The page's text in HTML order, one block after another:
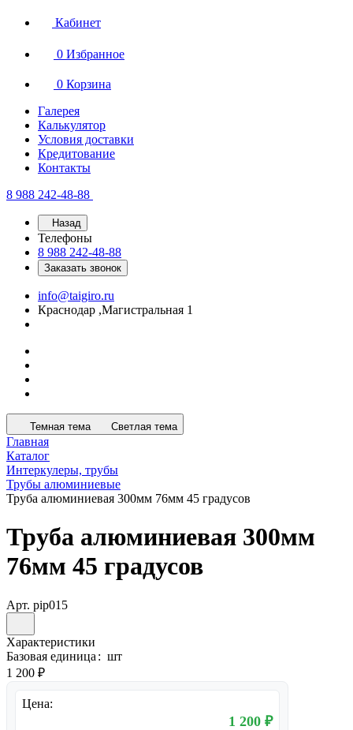
Кабинет
0 Избранное
0 Корзина
Галерея
Калькулятор
Условия доставки
Кредитование
Контакты
8 988 242-48-88
Назад
Телефоны
8 988 242-48-88
Заказать звонок
info@taigiro.ru
Краснодар ,Магистральная 1
Темная тема Светлая тема
Главная
Каталог
Интеркулеры, трубы
Трубы алюминиевые
Труба алюминиевая 300мм 76мм 45 градусов
Труба алюминиевая 300мм
76мм 45 градусов
Арт. pip015
Характеристики
Базовая единица: шт
1 200 ₽
Цена:
1 200 ₽